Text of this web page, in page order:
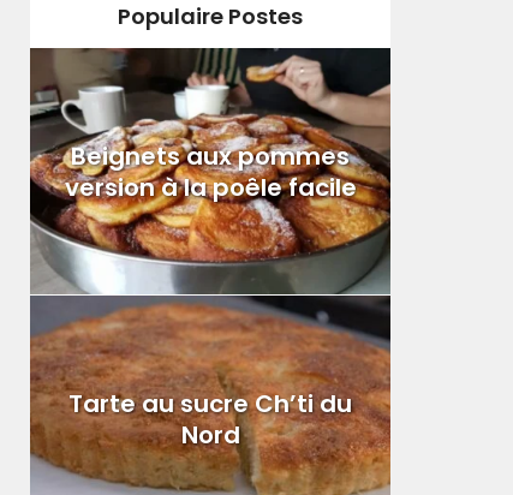
Populaire Postes
Beignets aux pommes
version à la poêle facile
Tarte au sucre Ch’ti du
Nord